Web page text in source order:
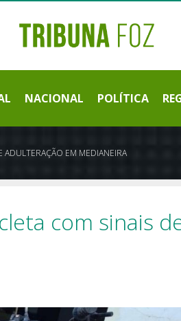
NACIONAL POLÍTICA
ADULTERAÇÃO EM MEDIANEIRA
com sinais